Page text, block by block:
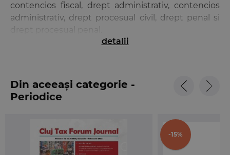
contencios fiscal, drept administrativ, contencios
administrativ, drept procesual civil, drept penal si
Galati, Ploiesti, Targu Mures, Timisoara.
Asociatia „Forumul Judecatorilor din Romania” –
www.forumuljudecatorilor.ro).
detalii
Din aceeași categorie -
Periodice
-15%